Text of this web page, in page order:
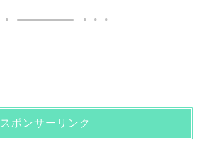
スポンサーリンク